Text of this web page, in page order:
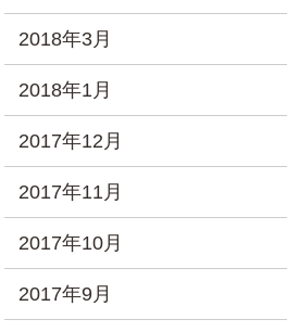
2018年3月
2018年1月
2017年12月
2017年11月
2017年10月
2017年9月